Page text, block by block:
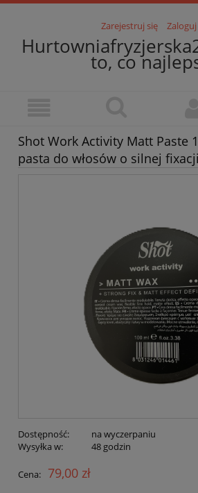
Zarejestruj się Zaloguj
to, co
Shot Work Activity Matt Paste
pasta do włosów o silnej fixacji
Dostępność:
na wyczerpaniu
Wysyłka w:
48 godzin
Cena: 79,00 zł